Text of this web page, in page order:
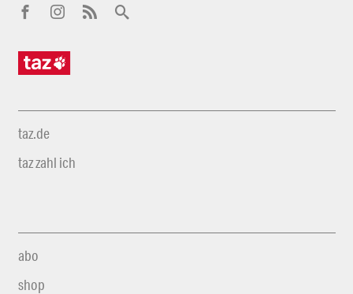
taz.de
taz zahl ich
abo
shop